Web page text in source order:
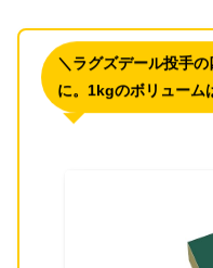
＼ラグズデール投手
に。1kgのボリューム